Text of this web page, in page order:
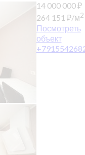
14 000 000₽
264 151 ₽/м2
Посмотреть
объект